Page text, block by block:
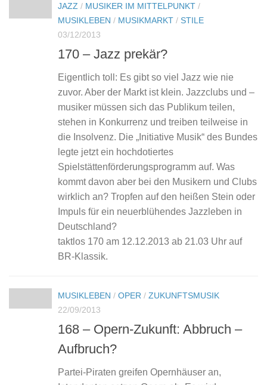
JAZZ / MUSIKER IM MITTELPUNKT /
MUSIKLEBEN / MUSIKMARKT / STILE
03/12/2013
170 – Jazz prekär?
Eigentlich toll: Es gibt so viel Jazz wie nie
zuvor. Aber der Markt ist klein. Jazzclubs und –
musiker müssen sich das Publikum teilen,
stehen in Konkurrenz und treiben teilweise in
die Insolvenz. Die „Initiative Musik“ des Bundes
legte jetzt ein hochdotiertes
Spielstättenförderungsprogramm auf. Was
kommt davon aber bei den Musikern und Clubs
wirklich an? Tropfen auf den heißen Stein oder
Impuls für ein neuerblühendes Jazzleben in
Deutschland?
taktlos 170 am 12.12.2013 ab 21.03 Uhr auf
BR-Klassik.
MUSIKLEBEN / OPER / ZUKUNFTSMUSIK
22/09/2013
168 – Opern-Zukunft: Abbruch –
Aufbruch?
Partei-Piraten greifen Opernhäuser an,